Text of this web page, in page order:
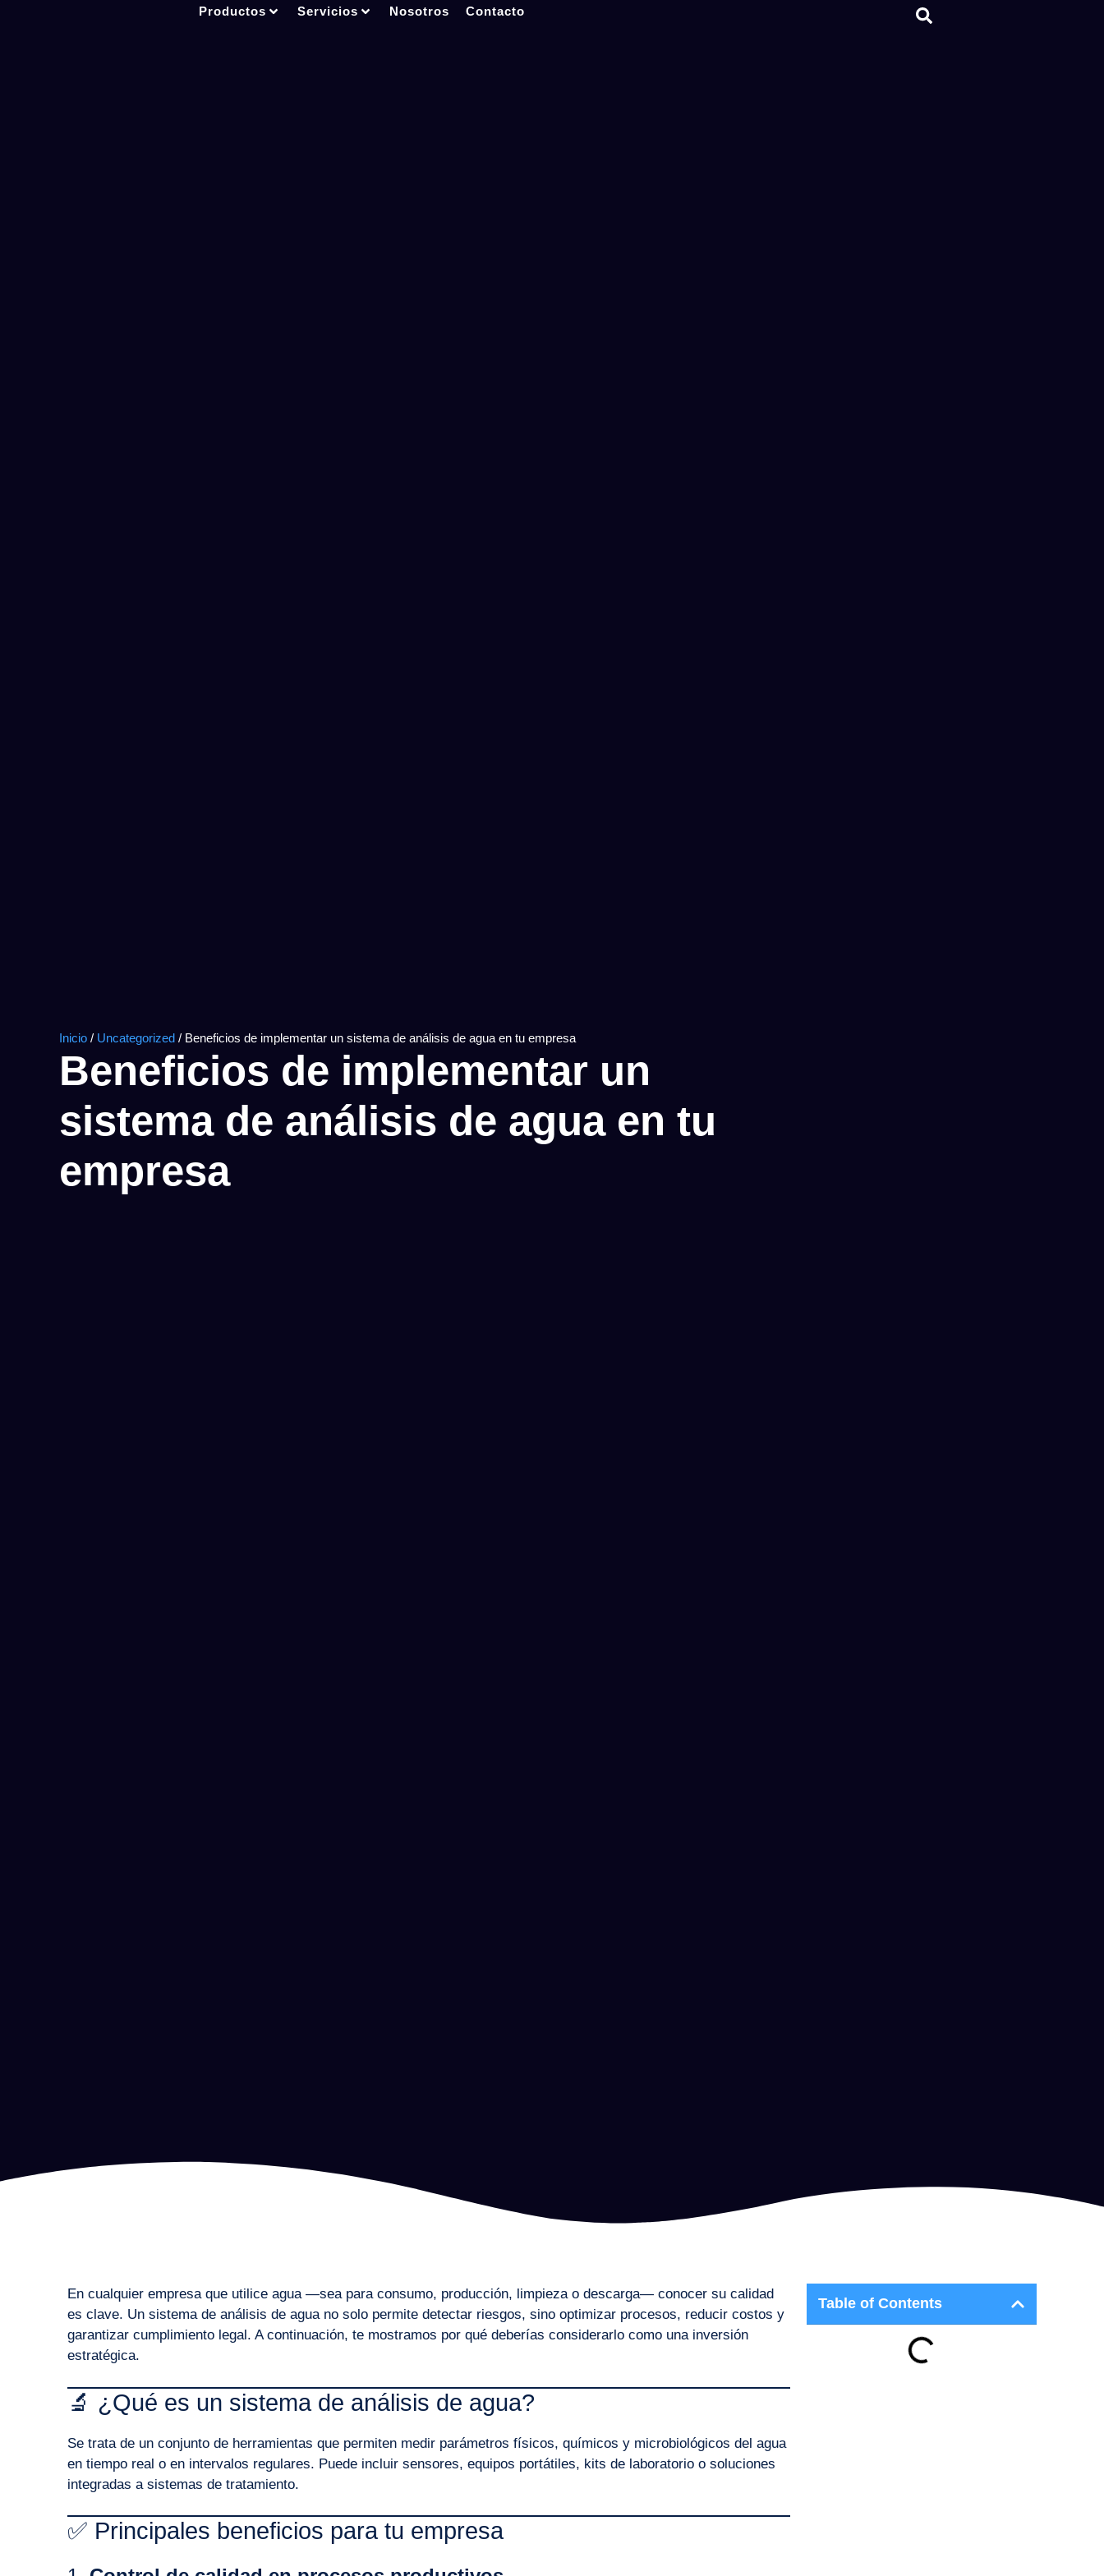
Productos Servicios Nosotros Contacto
Inicio / Uncategorized / Beneficios de implementar un sistema de análisis de agua en tu empresa
Beneficios de implementar un
sistema de análisis de agua en tu
empresa
En cualquier empresa que utilice agua —sea para consumo, producción, limpieza o descarga— conocer su calidad
es clave. Un sistema de análisis de agua no solo permite detectar riesgos, sino optimizar procesos, reducir costos y
garantizar cumplimiento legal. A continuación, te mostramos por qué deberías considerarlo como una inversión
estratégica.
🔬 ¿Qué es un sistema de análisis de agua?
Se trata de un conjunto de herramientas que permiten medir parámetros físicos, químicos y microbiológicos del agua
en tiempo real o en intervalos regulares. Puede incluir sensores, equipos portátiles, kits de laboratorio o soluciones
integradas a sistemas de tratamiento.
✅ Principales beneficios para tu empresa
Table of Contents